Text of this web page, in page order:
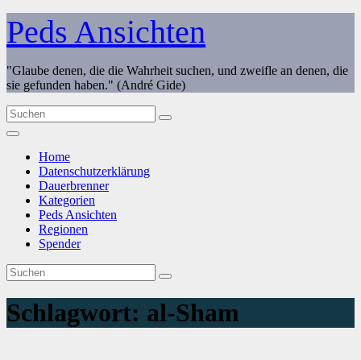
Zum
Inhalt
springen
Peds Ansichten
"Glaube denen, die die Wahrheit suchen, und zweifle an denen, die
sie gefunden haben." (André Gide)
Home
Datenschutzerklärung
Dauerbrenner
Kategorien
Peds Ansichten
Regionen
Spender
Schlagwort: al-Sham